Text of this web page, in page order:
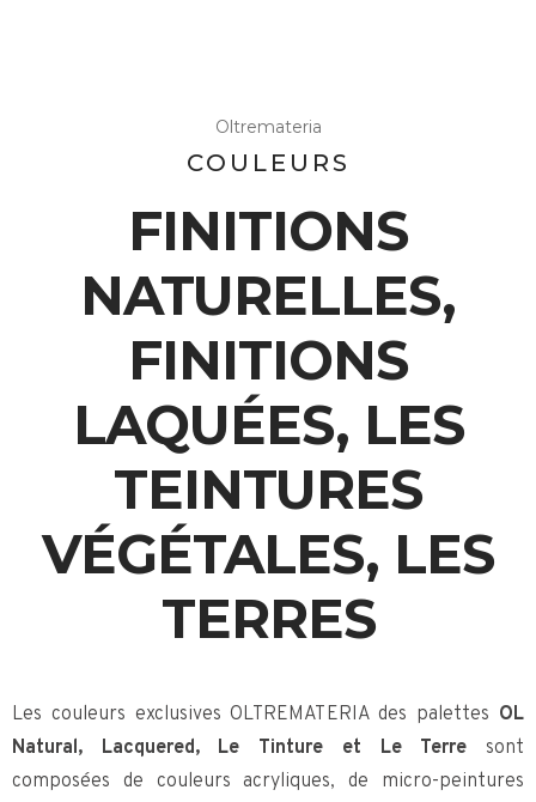
Oltremateria
COULEURS
FINITIONS
NATURELLES,
FINITIONS
LAQUÉES, LES
TEINTURES
VÉGÉTALES, LES
TERRES
Les couleurs exclusives OLTREMATERIA des palettes OL
Natural, Lacquered, Le Tinture et Le Terre sont
composées de couleurs acryliques, de micro-peintures